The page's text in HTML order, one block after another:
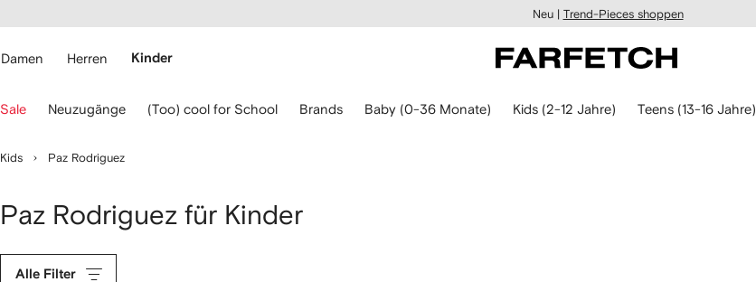
Neu | Trend-Pieces shoppen
Damen Herren Kinder
Sale Neuzugänge (Too) cool for School Brands Baby (0-36 Monate) Kids (2-12 Jahre) Teens (13-16 Jahre)
Kids Paz Rodriguez
Paz Rodriguez für Kinder
Alle Filter